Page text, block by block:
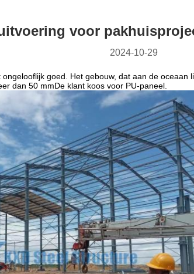
voor
2024-10-29
goed. Het gebouw, dat aan de
dan 50 mmDe klant koos voor PU-paneel.